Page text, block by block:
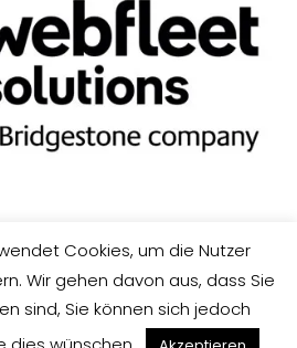
with Love by yildiz.de
|AGB|Home
Cookies, um die Nutzer
Wir gehen davon aus, dass Sie
sind, Sie können sich jedoch
English